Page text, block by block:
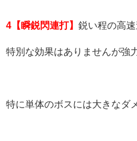
4【瞬鋭閃連打】 鋭い程の高
特別な効果はありませんが強
特に単体のボスには大きなダ